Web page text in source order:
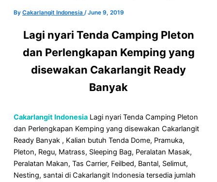
By Cakarlangit Indonesia /June 9, 2019
Lagi nyari Tenda Camping Pleton
dan Perlengkapan Kemping yang
disewakan Cakarlangit Ready
Banyak
Cakarlangit Indonesia Lagi nyari Tenda Camping Pleton
dan Perlengkapan Kemping yang disewakan Cakarlangit
Ready Banyak , Kalian butuh Tenda Dome, Pramuka,
Pleton, Regu, Matrass, Sleeping Bag, Peralatan Masak,
Peralatan Makan, Tas Carrier, Feilbed, Bantal, Selimut,
Nesting, santai di Cakarlangit Indonesia tersedia jumlah